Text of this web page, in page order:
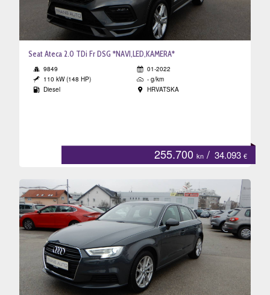
Seat Ateca 2.0 TDi Fr DSG *NAVI,LED,KAMERA*
9849
01-2022
110 kW (148 HP)
- g/km
Diesel
HRVATSKA
255.700 kn / 34.093 €